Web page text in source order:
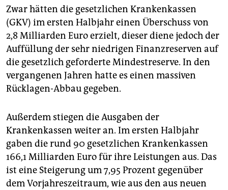
Zwar hätten die gesetzlichen Krankenkassen
(GKV) im ersten Halbjahr einen Überschuss von
2,8 Milliarden Euro erzielt, dieser diene jedoch der
Auffüllung der sehr niedrigen Finanzreserven auf
die gesetzlich geforderte Mindestreserve. In den
vergangenen Jahren hatte es einen massiven
Rücklagen-Abbau gegeben.
Außerdem stiegen die Ausgaben der
Krankenkassen weiter an. Im ersten Halbjahr
gaben die rund 90 gesetzlichen Krankenkassen
166,1 Milliarden Euro für ihre Leistungen aus. Das
ist eine Steigerung um 7,95 Prozent gegenüber
dem Vorjahreszeitraum, wie aus den aus neuen